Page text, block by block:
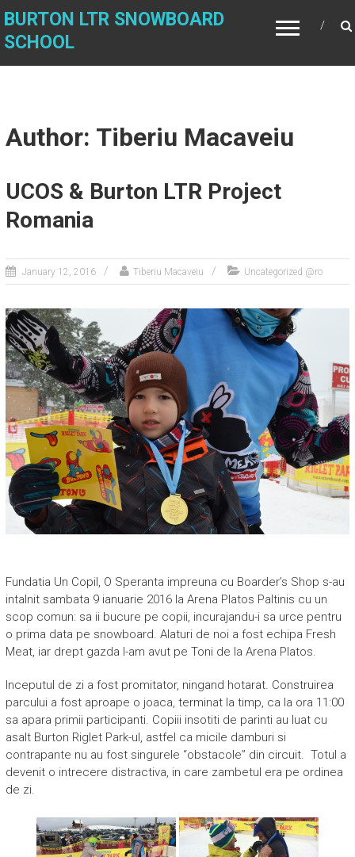
BURTON LTR SNOWBOARD
SCHOOL
Author: Tiberiu Macaveiu
UCOS & Burton LTR Project
Romania
January 12, 2016 Tiberiu Macaveiu Uncategorized @ro
Fundatia Un Copil, O Speranta impreuna cu Boarder’s Shop s-au
intalnit sambata 9 ianuarie 2016 la Arena Platos Paltinis cu un
scop comun: sa ii bucure pe copii, incurajandu-i sa urce pentru
o prima data pe snowboard. Alaturi de noi a fost echipa Fresh
Meat, iar drept gazda l-am avut pe Toni de la Arena Platos.
Inceputul de zi a fost promitator, ningand hotarat. Construirea
parcului a fost aproape o joaca, terminat la timp, ca la ora 11:00
sa apara primii participanti. Copiii insotiti de parinti au luat cu
asalt Burton Riglet Park-ul, astfel ca micile damburi si
contrapante nu au fost singurele “obstacole” din circuit. Totul a
devenit o intrecere distractiva, in care zambetul era pe ordinea
de zi.